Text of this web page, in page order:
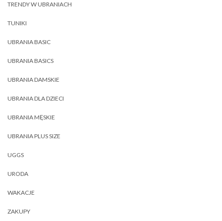
TRENDY W UBRANIACH
TUNIKI
UBRANIA BASIC
UBRANIA BASICS
UBRANIA DAMSKIE
UBRANIA DLA DZIECI
UBRANIA MĘSKIE
UBRANIA PLUS SIZE
UGGS
URODA
WAKACJE
ZAKUPY